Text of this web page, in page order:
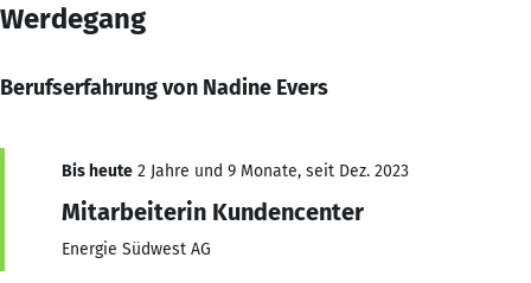
Werdegang
Berufserfahrung von Nadine Evers
Bis heute 2 Jahre und 9 Monate, seit Dez. 2023
Mitarbeiterin Kundencenter
Energie Südwest AG